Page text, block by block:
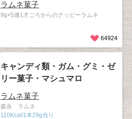
ラムネ菓子
9g×5連1才ごろからのクッピーラムネ
64924
キャンディ類・ガム・グミ・ゼ
リー菓子・マシュマロ
ラムネ菓子
森永 ラムネ
110Kcal/1本29g当り